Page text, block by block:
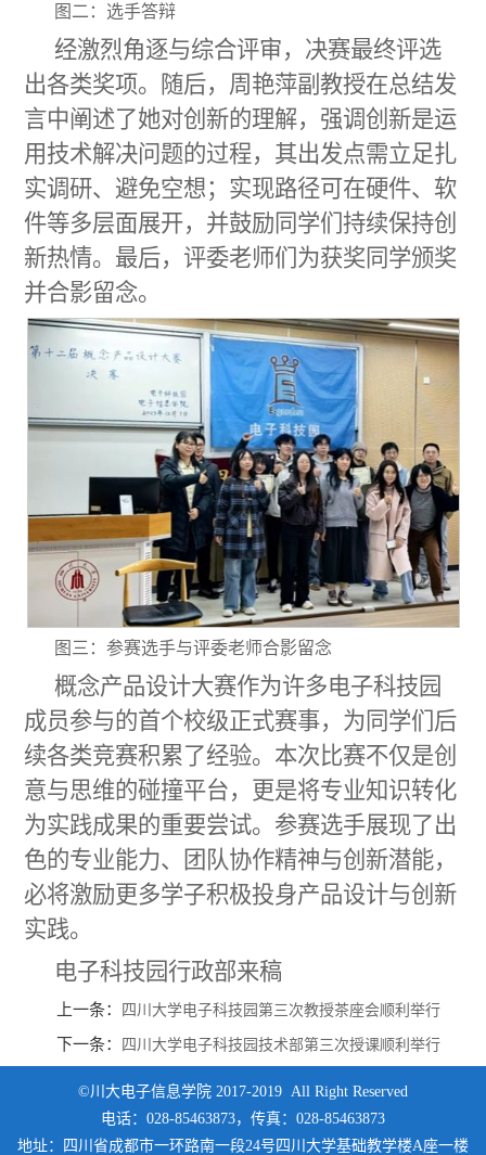
图二：选手答辩
经激烈角逐与综合评审，决赛最终评选
出各类奖项。随后，周艳萍副教授在总结发
言中阐述了她对创新的理解，强调创新是运
用技术解决问题的过程，其出发点需立足扎
实调研、避免空想；实现路径可在硬件、软
件等多层面展开，并鼓励同学们持续保持创
新热情。 最后，评委老师们 为获奖同学颁奖
并合影留念。
图三：参赛选手与评委老师合影留念
概念产品设计大赛作为许多电子科技园
成员参与的首个校级正式赛事，为 同学们 后
续各类竞赛积累了经验。本次比赛不仅是创
意与思维的碰撞平台，更是将专业知识转化
为实践成果的重要尝试。参赛选手展现了出
色的专业能力、团队协作精神与创新潜能，
必将激励更多学子积极投身产品设计与创新
实践。
电子科技园行政部来稿
上一条： 四川大学电子科技园第三次教授茶座会顺利举行
下一条： 四川大学电子科技园技术部第三次授课顺利举行
©川大电子信息学院 2017-2019 All Right Reserved
电话：028-85463873，传真：028-85463873
地址：四川省成都市一环路南一段24号四川大学基础教学楼A座一楼